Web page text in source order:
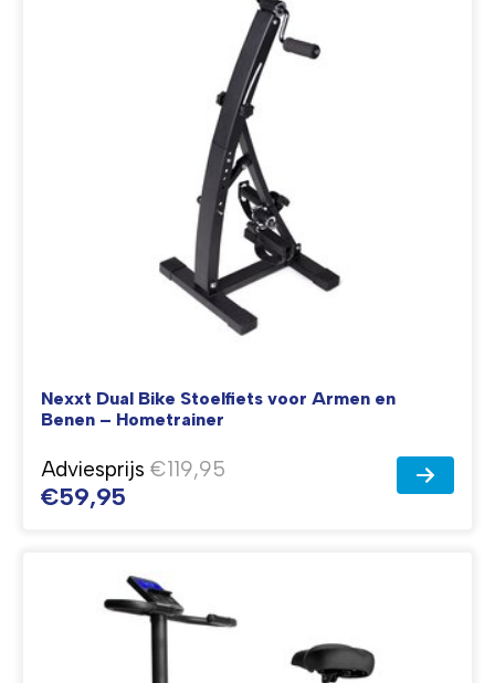
Nexxt Dual Bike Stoelfiets voor Armen en
Benen – Hometrainer
Adviesprijs €119,95
€59,95